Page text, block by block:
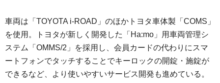
車両は「TOYOTA i-ROAD」のほかトヨタ車体製「COMS」
を使用。トヨタが新しく開発した「Ha:mo」用車両管理シ
ステム「OMMS/2」を採用し、会員カードの代わりにスマ
ートフォンでタッチすることでキーロックの開錠・施錠が
できるなど、より使いやすいサービス開発も進めている。